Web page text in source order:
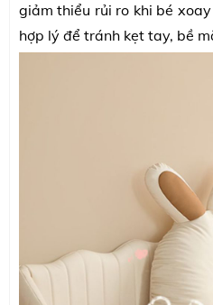
giảm thiểu rủi ro khi bé
hợp lý để tránh kẹt tay, bề